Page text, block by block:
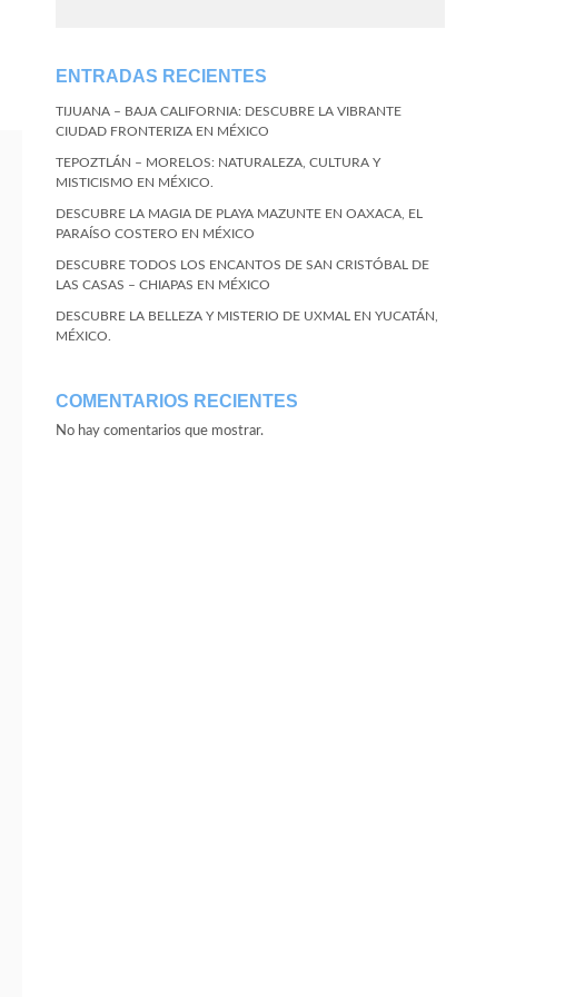
ENTRADAS RECIENTES
TIJUANA – BAJA CALIFORNIA: DESCUBRE LA VIBRANTE
CIUDAD FRONTERIZA EN MÉXICO
TEPOZTLÁN – MORELOS: NATURALEZA, CULTURA Y
MISTICISMO EN MÉXICO.
DESCUBRE LA MAGIA DE PLAYA MAZUNTE EN OAXACA, EL
PARAÍSO COSTERO EN MÉXICO
DESCUBRE TODOS LOS ENCANTOS DE SAN CRISTÓBAL DE
LAS CASAS – CHIAPAS EN MÉXICO
DESCUBRE LA BELLEZA Y MISTERIO DE UXMAL EN YUCATÁN,
MÉXICO.
COMENTARIOS RECIENTES
No hay comentarios que mostrar.